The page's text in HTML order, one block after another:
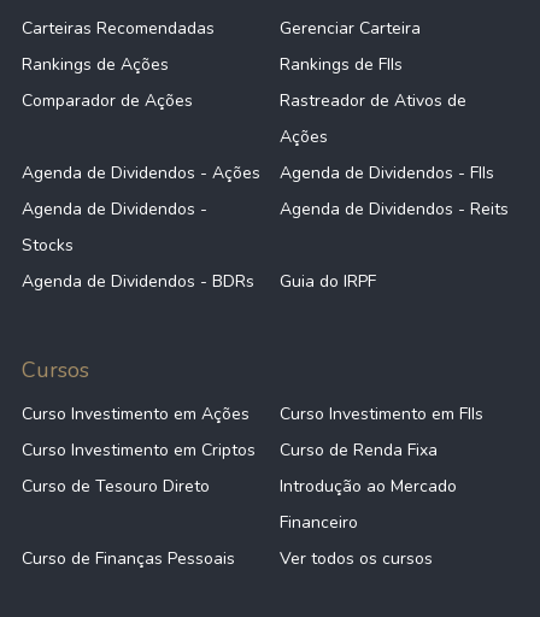
Carteiras Recomendadas
Gerenciar Carteira
Rankings de Ações
Rankings de FIIs
Comparador de Ações
Rastreador de Ativos de
Ações
Agenda de Dividendos - Ações
Agenda de Dividendos - FIIs
Agenda de Dividendos -
Stocks
Agenda de Dividendos - Reits
Agenda de Dividendos - BDRs Guia do IRPF
Cursos
Curso Investimento em Ações
Curso Investimento em FIIs
Curso Investimento em Criptos
Curso de Renda Fixa
Curso de Tesouro Direto
Introdução ao Mercado
Financeiro
Curso de Finanças Pessoais
Ver todos os cursos